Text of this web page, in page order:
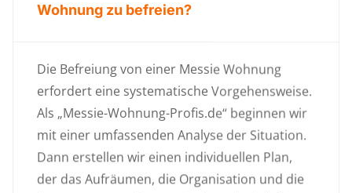
Wohnung zu befreien?
Die Befreiung von einer Messie Wohnung
erfordert eine systematische Vorgehensweise.
Als „Messie-Wohnung-Profis.de“ beginnen wir
mit einer umfassenden Analyse der Situation.
Dann erstellen wir einen individuellen Plan,
der das Aufräumen, die Organisation und die